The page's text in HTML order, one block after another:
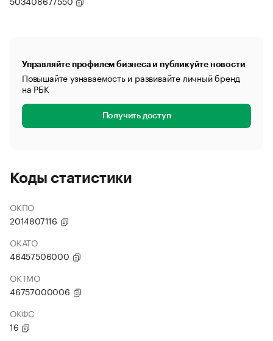
Управляйте профилем бизнеса и публикуйте новости
Повышайте узнаваемость и развивайте личный бренд
на РБК
Получить доступ
Коды статистики
ОКПО
2014807116
ОКАТО
46457506000
ОКТМО
46757000006
ОКФС
16